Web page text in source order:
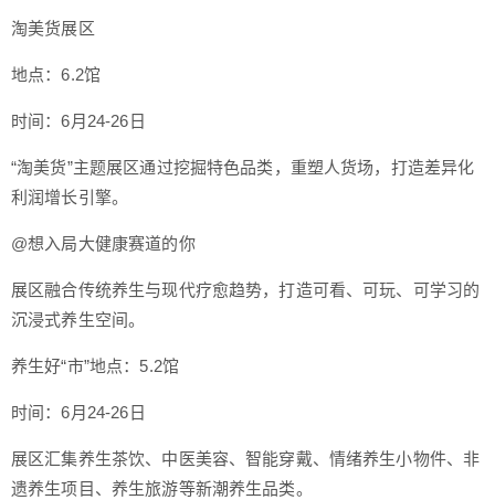
淘美货展区
地点：6.2馆
时间：6月24-26日
“淘美货”主题展区通过挖掘特色品类，重塑人货场，打造差异化
利润增长引擎。
@想入局大健康赛道的你
展区融合传统养生与现代疗愈趋势，打造可看、可玩、可学习的
沉浸式养生空间。
养生好“市”地点：5.2馆
时间：6月24-26日
展区汇集养生茶饮、中医美容、智能穿戴、情绪养生小物件、非
遗养生项目、养生旅游等新潮养生品类。